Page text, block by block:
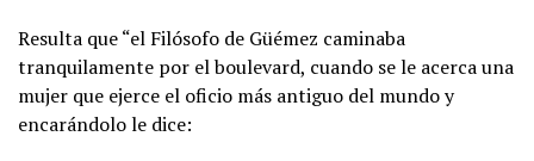
Resulta que “el Filósofo de Güémez caminaba
tranquilamente por el boulevard, cuando se le acerca una
mujer que ejerce el oficio más antiguo del mundo y
encarándolo le dice: